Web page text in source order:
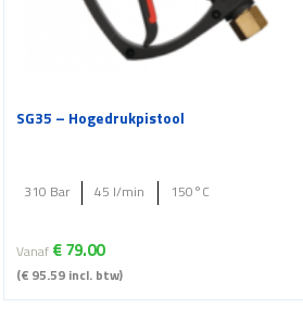
SG35 – Hogedrukpistool
Vanaf €79.00
(€ 95.59 incl. btw)
310 Bar 45 l/min 150°C
Dit